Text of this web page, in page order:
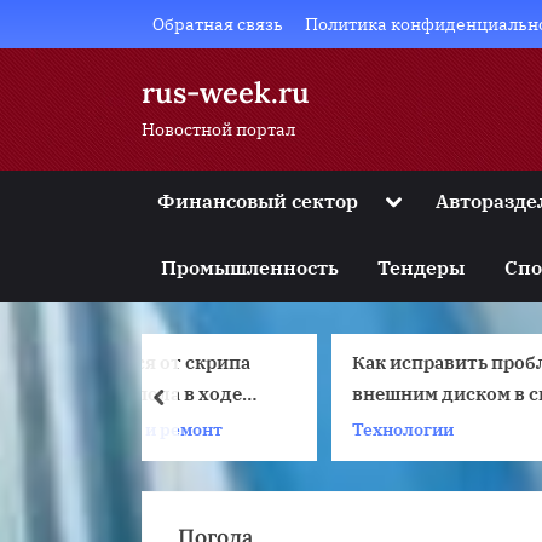
to
Обратная связь Политика
rus-week.ru
Новостной портал
Финансовый сектор Toggle
menu
Toggle
menu
Toggle
sub-
menu
Toggle
sub-
Промышленность Тендеры
Как исправить проблемы с
внешним диском в системе
Windows 10
Технологии
prev